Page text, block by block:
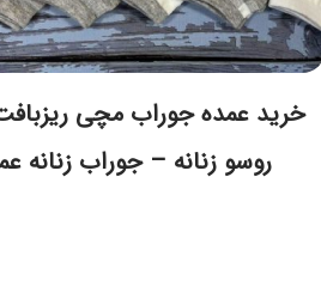
خرید عمده جوراب مچی
روسو زنانه – جوراب زنانه